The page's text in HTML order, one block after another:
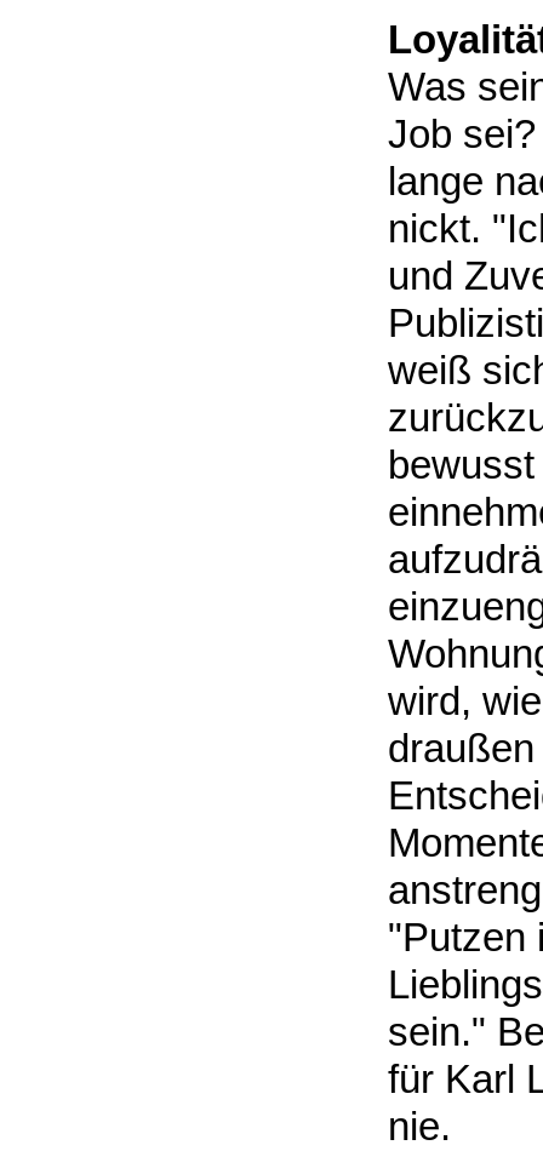
Was
Job
lange
nickt.
und
weiß
wird,
"Putzen
sein."
für Karl
nie.